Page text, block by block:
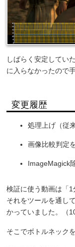
しばらく安定してい
に入らなかったので
変更履歴
処理上げ（従
画像比較判定
ImageMagick
検証に使う動画は「1
それをツールを通し
かっていました。（
そこでボトルネック